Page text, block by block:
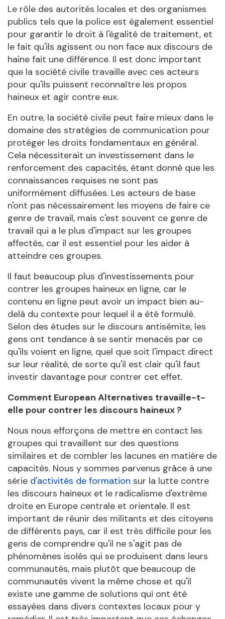
Le rôle des autorités locales et des organismes
publics tels que la police est également essentiel
pour garantir le droit à l'égalité de traitement, et
le fait qu'ils agissent ou non face aux discours de
haine fait une différence. Il est donc important
que la société civile travaille avec ces acteurs
pour qu'ils puissent reconnaître les propos
haineux et agir contre eux.
En outre, la société civile peut faire mieux dans le
domaine des stratégies de communication pour
protéger les droits fondamentaux en général.
Cela nécessiterait un investissement dans le
renforcement des capacités, étant donné que les
connaissances requises ne sont pas
uniformément diffusées. Les acteurs de base
n'ont pas nécessairement les moyens de faire ce
genre de travail, mais c'est souvent ce genre de
travail qui a le plus d'impact sur les groupes
affectés, car il est essentiel pour les aider à
atteindre ces groupes.
Il faut beaucoup plus d'investissements pour
contrer les groupes haineux en ligne, car le
contenu en ligne peut avoir un impact bien au-
delà du contexte pour lequel il a été formulé.
Selon des études sur le discours antisémite, les
gens ont tendance à se sentir menacés par ce
qu'ils voient en ligne, quel que soit l'impact direct
sur leur réalité, de sorte qu'il est clair qu'il faut
investir davantage pour contrer cet effet.
Comment European Alternatives travaille-t-
elle pour contrer les discours haineux ?
Nous nous efforçons de mettre en contact les
groupes qui travaillent sur des questions
similaires et de combler les lacunes en matière de
capacités. Nous y sommes parvenus grâce à une
série d'activités de formation sur la lutte contre
les discours haineux et le radicalisme d'extrême
droite en Europe centrale et orientale. Il est
important de réunir des militants et des citoyens
de différents pays, car il est très difficile pour les
gens de comprendre qu'il ne s'agit pas de
phénomènes isolés qui se produisent dans leurs
communautés, mais plutôt que beaucoup de
communautés vivent la même chose et qu'il
existe une gamme de solutions qui ont été
essayées dans divers contextes locaux pour y